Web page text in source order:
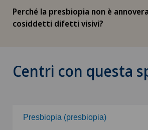
Perché la presbiopia non è
cosiddetti difetti visivi?
Centri con questa
Presbiopia (presbiopia)